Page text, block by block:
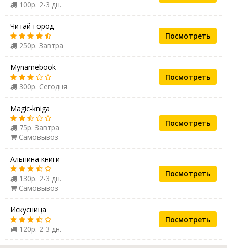
100р. 2-3 дн.
Читай-город
250р. Завтра
Посмотреть
Mynamebook
300р. Сегодня
Посмотреть
Magic-kniga
75р. Завтра
Самовывоз
Посмотреть
Альпина книги
130р. 2-3 дн.
Самовывоз
Посмотреть
Искусница
120р. 2-3 дн.
Посмотреть